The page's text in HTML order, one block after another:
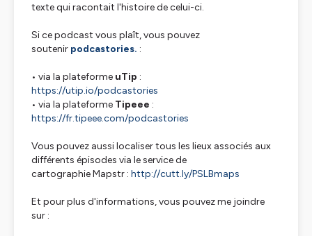
texte qui racontait l'histoire de celui-ci.
Si ce podcast vous plaît, vous pouvez
soutenir podcastories. :
• via la plateforme uTip :
https://utip.io/podcastories
• via la plateforme Tipeee :
https://fr.tipeee.com/podcastories
Vous pouvez aussi localiser tous les lieux associés aux
différents épisodes via le service de
cartographie Mapstr : http://cutt.ly/PSLBmaps
Et pour plus d'informations, vous pouvez me joindre
sur :